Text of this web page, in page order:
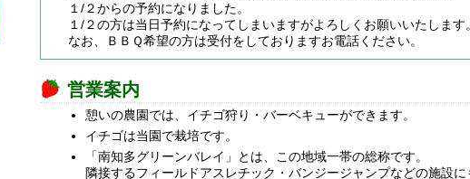
１/２からの予約になりました。
１/２の方は当日予約になってしまいますがよろしくお願いいたします
なお、ＢＢＱ希望の方は受付をしておりますお電話ください。
営業案内
憩いの農園では、イチゴ狩り・バーベキューができます。
イチゴは当園で栽培です。
「南知多グリーンバレイ」とは、この地域一帯の総称です。
隣接するフィールドアスレチック・バンジージャンプなどの施設に